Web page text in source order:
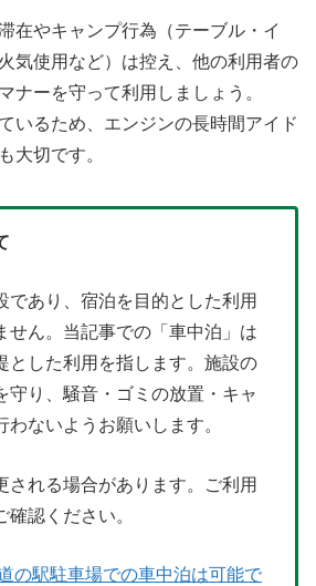
在やキャンプ行為（テーブル・イ
気使用など）は控え、他の利用者の
ナーを守って利用しましょう。
いるため、エンジンの長時間アイド
大切です。
であり、宿泊を目的とした利用
せん。当記事での「車中泊」は
とした利用を指します。施設の
守り、騒音・ゴミの放置・キャ
わないようお願いします。
れる場合があります。ご利用
認ください。
の駅駐車場での車中泊は可能で